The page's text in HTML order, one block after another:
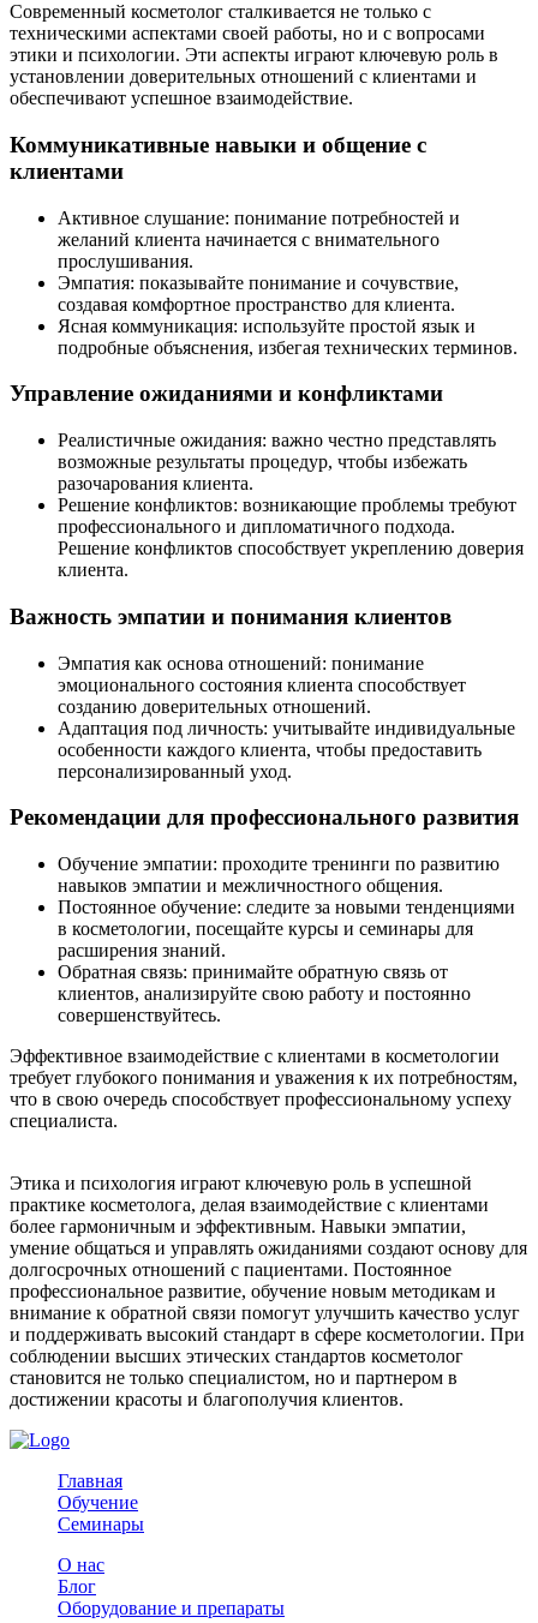
Современный косметолог сталкивается не только с
техническими аспектами своей работы, но и с вопросами
этики и психологии. Эти аспекты играют ключевую роль в
установлении доверительных отношений с клиентами и
обеспечивают успешное взаимодействие.
Коммуникативные навыки и общение с
клиентами
Активное слушание: понимание потребностей и
желаний клиента начинается с внимательного
прослушивания.
Эмпатия: показывайте понимание и сочувствие,
создавая комфортное пространство для клиента.
Ясная коммуникация: используйте простой язык и
подробные объяснения, избегая технических терминов.
Управление ожиданиями и конфликтами
Реалистичные ожидания: важно честно представлять
возможные результаты процедур, чтобы избежать
разочарования клиента.
Решение конфликтов: возникающие проблемы требуют
профессионального и дипломатичного подхода.
Решение конфликтов способствует укреплению доверия
клиента.
Важность эмпатии и понимания клиентов
Эмпатия как основа отношений: понимание
эмоционального состояния клиента способствует
созданию доверительных отношений.
Адаптация под личность: учитывайте индивидуальные
особенности каждого клиента, чтобы предоставить
персонализированный уход.
Рекомендации для профессионального развития
Обучение эмпатии: проходите тренинги по развитию
навыков эмпатии и межличностного общения.
Постоянное обучение: следите за новыми тенденциями
в косметологии, посещайте курсы и семинары для
расширения знаний.
Обратная связь: принимайте обратную связь от
клиентов, анализируйте свою работу и постоянно
совершенствуйтесь.
Эффективное взаимодействие с клиентами в косметологии
требует глубокого понимания и уважения к их потребностям,
что в свою очередь способствует профессиональному успеху
специалиста.
Этика и психология играют ключевую роль в успешной
практике косметолога, делая взаимодействие с клиентами
более гармоничным и эффективным. Навыки эмпатии,
умение общаться и управлять ожиданиями создают основу для
долгосрочных отношений с пациентами. Постоянное
профессиональное развитие, обучение новым методикам и
внимание к обратной связи помогут улучшить качество услуг
и поддерживать высокий стандарт в сфере косметологии. При
соблюдении высших этических стандартов косметолог
становится не только специалистом, но и партнером в
достижении красоты и благополучия клиентов.
Главная
Обучение
Семинары
О нас
Блог
Оборудование и препараты